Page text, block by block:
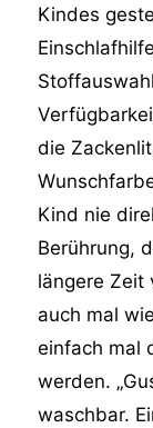
Kindes
die
Kind nie
Berührung,
längere Zeit
auch mal
einfach mal
werden.
waschbar.